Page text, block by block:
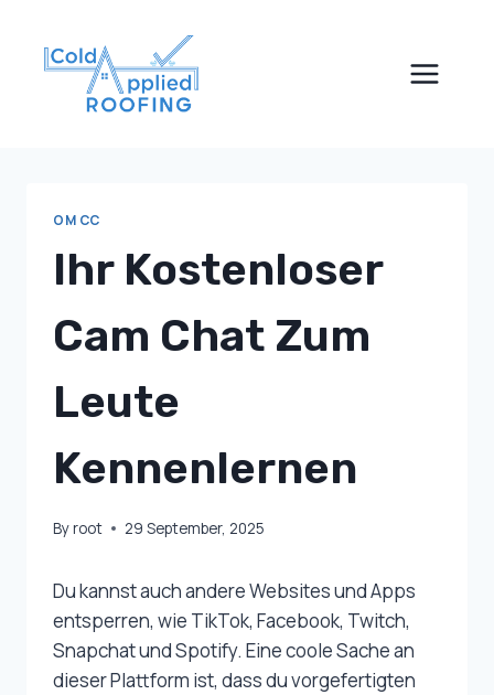
content
OM CC
Ihr Kostenloser
Cam Chat Zum
Leute
Kennenlernen
Byroot 29 September, 2025
Du kannst auch andere Websites und Apps
entsperren, wie TikTok, Facebook, Twitch,
Snapchat und Spotify. Eine coole Sache an
dieser Plattform ist, dass du vorgefertigten